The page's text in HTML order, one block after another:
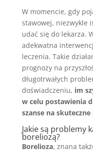
W momencie, gdy
stawowej, niezwykle
udać się do lekarza.
adekwatna
leczenia. Takie
prognozy na
długotrwałych
doświadczeniu, im
w celu postawienia
szanse na
Jakie są problemy
boreliozą?
Borelioza, znana